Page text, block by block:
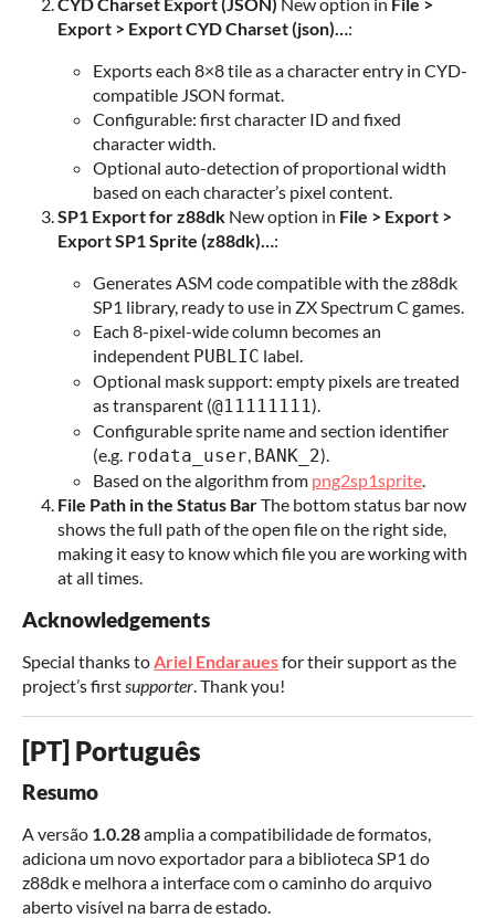
Export > Export CYD Charset (json)… :
Exports each 8×8 tile as a character entry in CYD-
compatible JSON format.
Configurable: first character ID and fixed
character width.
Optional auto-detection of proportional width
based on each character’s pixel content.
SP1 Export for z88dk New option in File > Export >
Export SP1 Sprite (z88dk)… :
Generates ASM code compatible with the z88dk
SP1 library, ready to use in ZX Spectrum C games.
Each 8-pixel-wide column becomes an
independent PUBLIC label.
Optional mask support: empty pixels are treated
as transparent (@11111111).
Configurable sprite name and section identifier
(e.g. rodata_user BANK_2).
Based on the algorithm from png2sp1sprite
File Path in the Status BarThe bottom status bar now
shows the full path of the open file on the right side,
making it easy to know which file you are working with
at all times.
Acknowledgements
Special thanks to Ariel Endarauesfor their support as the
project’s first supporter . Thank you!
[PT] Português
Resumo
A versão 1.0.28amplia a compatibilidade de formatos,
adiciona um novo exportador para a biblioteca SP1 do
z88dk e melhora a interface com o caminho do arquivo
aberto visível na barra de estado.